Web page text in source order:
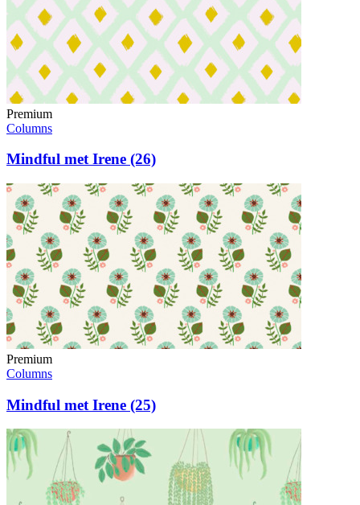
Premium
Columns
Mindful met Irene (26)
Premium
Columns
Mindful met Irene (25)